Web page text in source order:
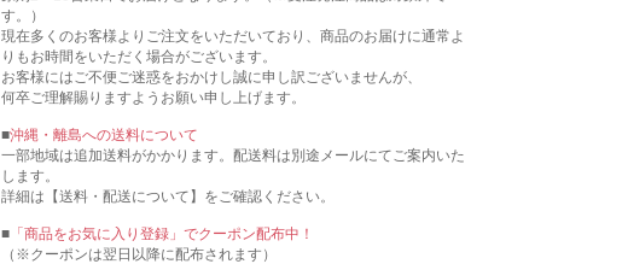
す。）
現在多くのお客様よりご注文をいただいており、商品のお届けに通常よ
りもお時間をいただく場合がございます。
お客様にはご不便ご迷惑をおかけし誠に申し訳ございませんが、
何卒ご理解賜りますようお願い申し上げます。
■沖縄・離島への送料について
一部地域は追加送料がかかります。配送料は別途メールにてご案内いた
します。
詳細は【送料・配送について】をご確認ください。
■ 「商品をお気に入り登録」でクーポン配布中！
（※クーポンは翌日以降に配布されます）